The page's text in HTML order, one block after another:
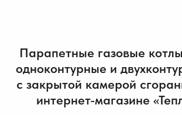
Парапетные газовые
одноконтурные и
с закрытой камерой
интернет-магазине